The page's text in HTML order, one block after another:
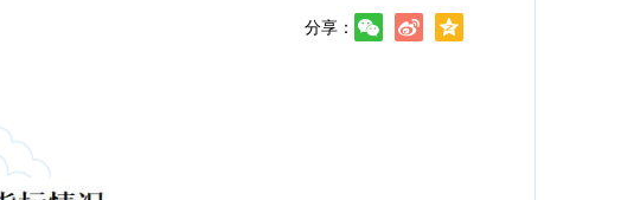
分享：